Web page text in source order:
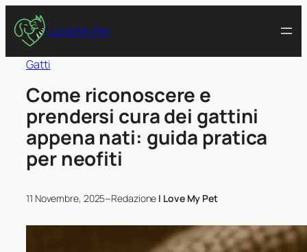
I Love My Pet
Gatti
Come riconoscere e
prendersi cura dei gattini
appena nati: guida pratica
per neofiti
11 Novembre, 2025–Redazione I Love My Pet